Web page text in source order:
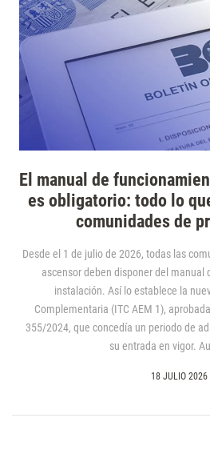
El manual de
es obligatorio: todo lo
comunidades de
Desde el 1 de julio de 2026, todas las
ascensor deben disponer del manual
instalación. Así lo establece la
Complementaria (ITC AEM 1),
355/2024, que concedía un periodo de
su entrada en vigor.
18 JULIO 2026